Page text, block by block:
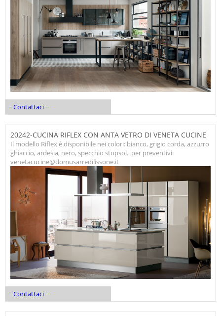
~ Contattaci ~
20242-CUCINA RIFLEX CON ANTA VETRO DI VENETA CUCINE
Il modello Riflex è disponibile nei colori: bianco, grigio corda, azzurro
ghiaccio, ardesia, nero, specchio stopsol. per preventivi:
venetacucine@domusarredilissone.it
~ Contattaci ~